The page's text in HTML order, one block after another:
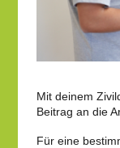
Mit deinem
Beitrag an die
Für eine